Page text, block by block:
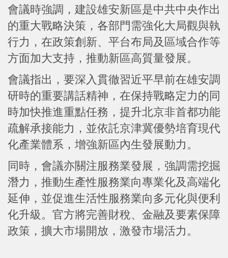
會議時強調，建設雄安新區是中共中央作出
的重大戰略決策，各部門需強化大局觀與執
行力，在政策創新、平台布局及區域合作等
方面加大支持，推動新區高質量發展。
會議指出，要深入貫徹習近平早前在雄安調
研時的重要講話精神，在保持戰略定力的同
時加快推進重點任務，提升北京非首都功能
疏解承接能力，並依託京津冀優勢培育現代
化產業體系，增強新區內生發展動力。
同時，會議亦關注服務業發展，強調需挖掘
潛力，推動生產性服務業向專業化及高端化
延伸，並促進生活性服務業向多元化與便利
化升級。官方將完善財稅、金融及要素保障
政策，擴大市場開放，激發市場活力。